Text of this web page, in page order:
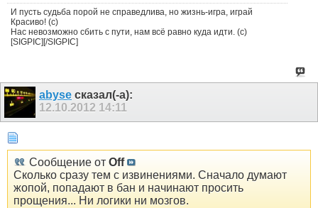
И пусть судьба порой не справедлива, но жизнь-игра, играй
Красиво! (с)
Нас невозможно сбить с пути, нам всё равно куда идти. (с)
[SIGPIC][/SIGPIC]
abyse сказал(-а):
12.10.2012 14:11
Сообщение от Off
Сколько сразу тем с извинениями. Сначало думают
жопой, попадают в бан и начинают просить
прощения... Ни логики ни мозгов.